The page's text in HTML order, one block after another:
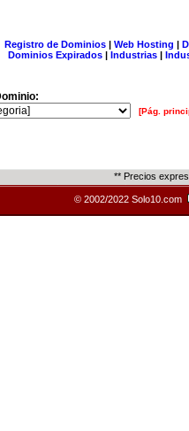
Registro de Dominios| Web Hosting |
Dominios Expirados | Industrias |
[Pág.
** Precios
© 2002/2022 Solo10.com